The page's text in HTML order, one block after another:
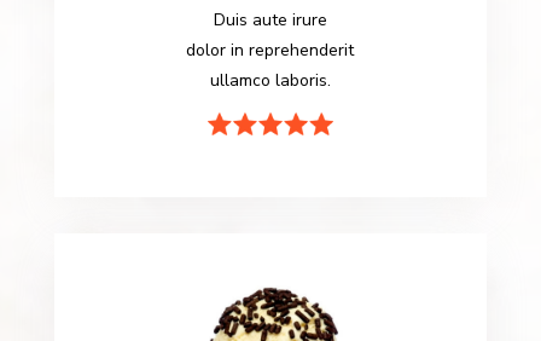
Duis aute irure
dolor in reprehenderit
ullamco laboris.